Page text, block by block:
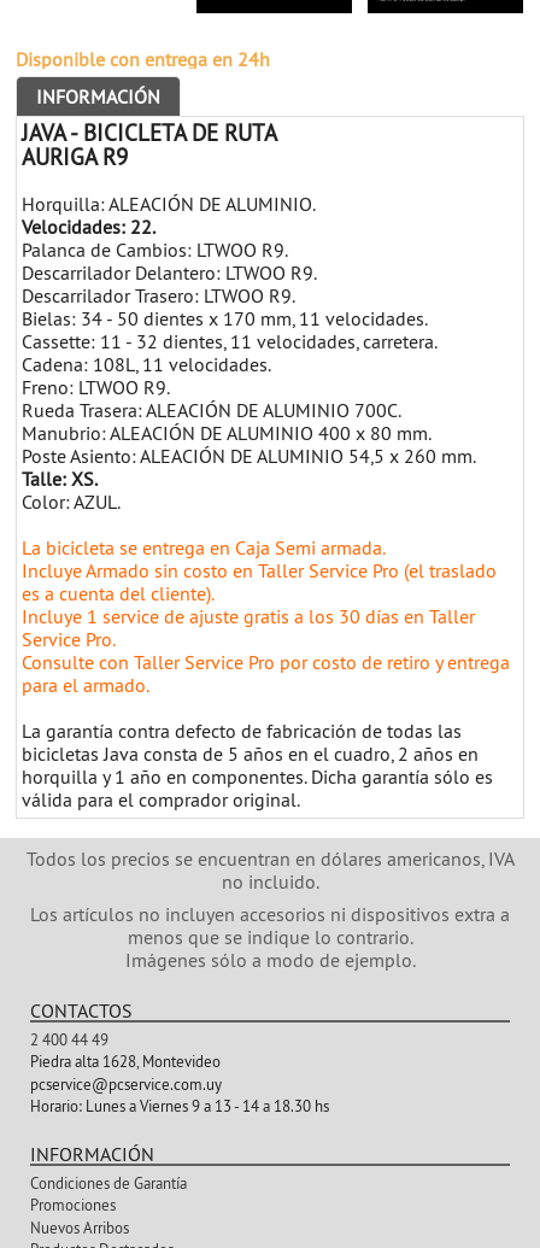
Disponible con entrega en 24h
INFORMACIÓN
JAVA - BICICLETA DE RUTA
AURIGA R9
Horquilla: ALEACIÓN DE ALUMINIO.
Velocidades: 22.
Palanca de Cambios: LTWOO R9.
Descarrilador Delantero: LTWOO R9.
Descarrilador Trasero: LTWOO R9.
Bielas: 34 - 50 dientes x 170 mm, 11 velocidades.
Cassette: 11 - 32 dientes, 11 velocidades, carretera.
Cadena: 108L, 11 velocidades.
Freno: LTWOO R9.
Rueda Trasera: ALEACIÓN DE ALUMINIO 700C.
Manubrio: ALEACIÓN DE ALUMINIO 400 x 80 mm.
Poste Asiento: ALEACIÓN DE ALUMINIO 54,5 x 260 mm.
Talle: XS.
Color: AZUL.
La bicicleta se entrega en Caja Semi armada.
Incluye Armado sin costo en Taller Service Pro (el traslado
es a cuenta del cliente).
Incluye 1 service de ajuste gratis a los 30 días en Taller
Service Pro.
Consulte con Taller Service Pro por costo de retiro y entrega
para el armado.
La garantía contra defecto de fabricación de todas las
bicicletas Java consta de 5 años en el cuadro, 2 años en
horquilla y 1 año en componentes. Dicha garantía sólo es
válida para el comprador original.
Todos los precios se encuentran en dólares americanos, IVA
no incluido.
Los artículos no incluyen accesorios ni dispositivos extra a
menos que se indique lo contrario.
Imágenes sólo a modo de ejemplo.
CONTACTOS
2 400 44 49
Piedra alta 1628, Montevideo
pcservice@pcservice.com.uy
Horario:Lunes a Viernes 9 a 13 - 14 a 18.30 hs
INFORMACIÓN
Condiciones de Garantía
Promociones
Nuevos Arribos